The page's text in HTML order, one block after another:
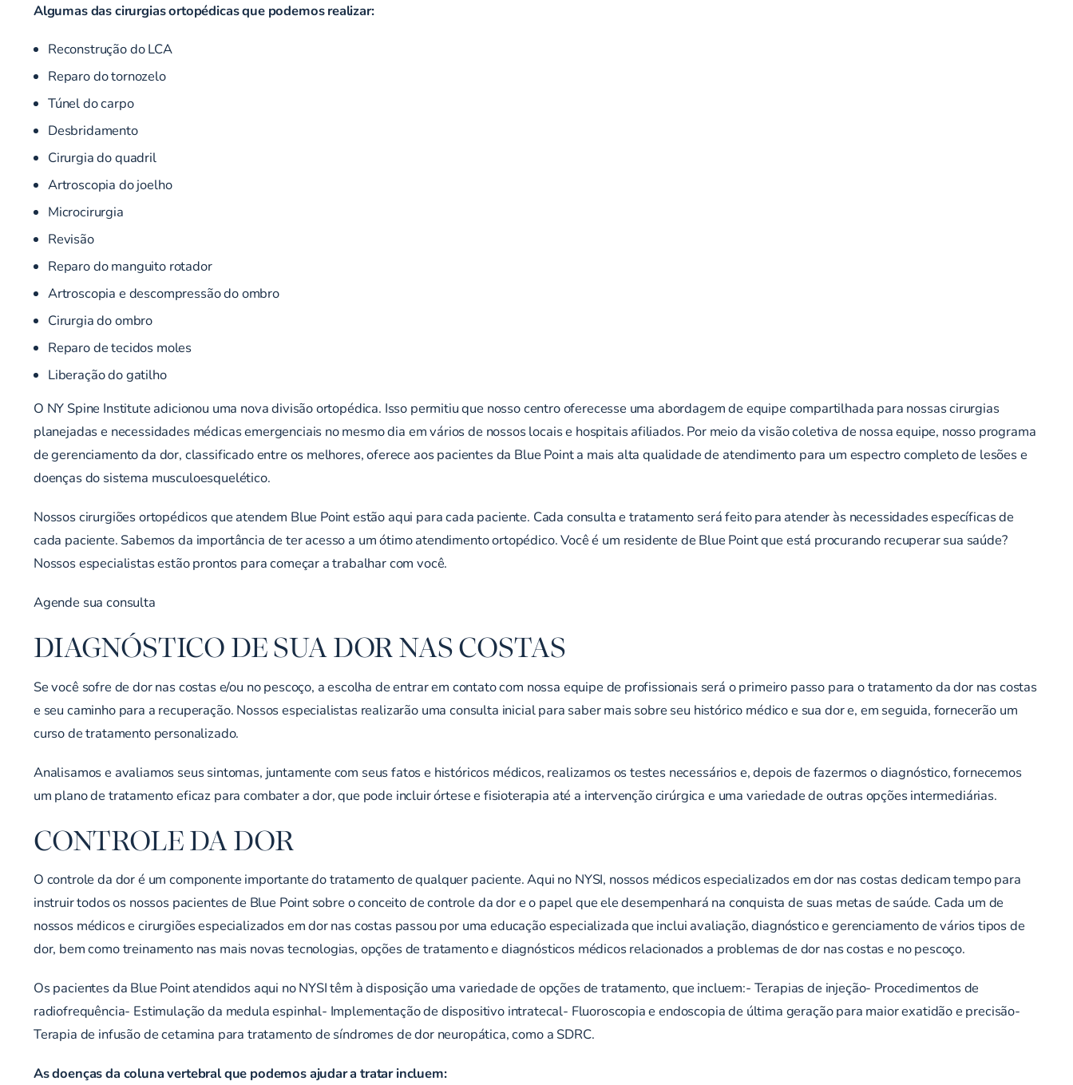
Algumas das cirurgias ortopédicas que podemos realizar:
Reconstrução do LCA
Reparo do tornozelo
Túnel do carpo
Desbridamento
Cirurgia do quadril
Artroscopia do joelho
Microcirurgia
Revisão
Reparo do manguito rotador
Artroscopia e descompressão do ombro
Cirurgia do ombro
Reparo de tecidos moles
Liberação do gatilho
O NY Spine Institute adicionou uma nova divisão ortopédica. Isso permitiu que nosso centro oferecesse uma abordagem de equipe compartilhada para nossas cirurgias
planejadas e necessidades médicas emergenciais no mesmo dia em vários de nossos locais e hospitais afiliados. Por meio da visão coletiva de nossa equipe, nosso programa
de gerenciamento da dor, classificado entre os melhores, oferece aos pacientes da Blue Point a mais alta qualidade de atendimento para um espectro completo de lesões e
doenças do sistema musculoesquelético.
Nossos cirurgiões ortopédicos que atendem Blue Point estão aqui para cada paciente. Cada consulta e tratamento será feito para atender às necessidades específicas de
cada paciente. Sabemos da importância de ter acesso a um ótimo atendimento ortopédico. Você é um residente de Blue Point que está procurando recuperar sua saúde?
Nossos especialistas estão prontos para começar a trabalhar com você.
Agende sua consulta
DIAGNÓSTICO DE SUA DOR NAS COSTAS
Se você sofre de dor nas costas e/ou no pescoço, a escolha de entrar em contato com nossa equipe de profissionais será o primeiro passo para o tratamento da dor nas costas
e seu caminho para a recuperação. Nossos especialistas realizarão uma consulta inicial para saber mais sobre seu histórico médico e sua dor e, em seguida, fornecerão um
curso de tratamento personalizado.
Analisamos e avaliamos seus sintomas, juntamente com seus fatos e históricos médicos, realizamos os testes necessários e, depois de fazermos o diagnóstico, fornecemos
um plano de tratamento eficaz para combater a dor, que pode incluir órtese e fisioterapia até a intervenção cirúrgica e uma variedade de outras opções intermediárias.
CONTROLE DA DOR
O controle da dor é um componente importante do tratamento de qualquer paciente. Aqui no NYSI, nossos médicos especializados em dor nas costas dedicam tempo para
instruir todos os nossos pacientes de Blue Point sobre o conceito de controle da dor e o papel que ele desempenhará na conquista de suas metas de saúde. Cada um de
nossos médicos e cirurgiões especializados em dor nas costas passou por uma educação especializada que inclui avaliação, diagnóstico e gerenciamento de vários tipos de
dor, bem como treinamento nas mais novas tecnologias, opções de tratamento e diagnósticos médicos relacionados a problemas de dor nas costas e no pescoço.
Os pacientes da Blue Point atendidos aqui no NYSI têm à disposição uma variedade de opções de tratamento, que incluem:- Terapias de injeção- Procedimentos de
radiofrequência- Estimulação da medula espinhal- Implementação de dispositivo intratecal- Fluoroscopia e endoscopia de última geração para maior exatidão e precisão-
Terapia de infusão de cetamina para tratamento de síndromes de dor neuropática, como a SDRC.
As doenças da coluna vertebral que podemos ajudar a tratar incluem: